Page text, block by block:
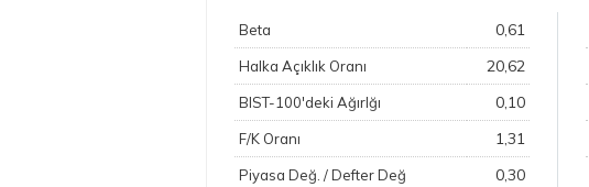
Beta 0,61
Halka Açıklık Oranı 20,62
BIST-100'deki Ağırlğı 0,10
F/K Oranı 1,31
Piyasa Değ. / Defter Değ 0,30